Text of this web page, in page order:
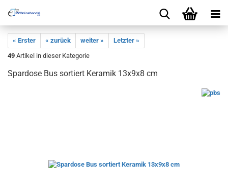
« Erster « zurück weiter »
Letzter »
49 Artikel in dieser Kategorie
Spardose Bus sortiert Keramik 13x9x8 cm